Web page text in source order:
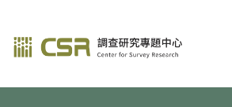
調查研究—方法與